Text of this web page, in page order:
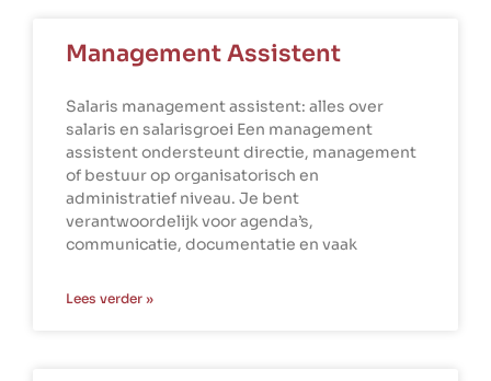
Management Assistent
Salaris management assistent: alles over
salaris en salarisgroei Een management
assistent ondersteunt directie, management
of bestuur op organisatorisch en
administratief niveau. Je bent
verantwoordelijk voor agenda’s,
communicatie, documentatie en vaak
Lees verder »